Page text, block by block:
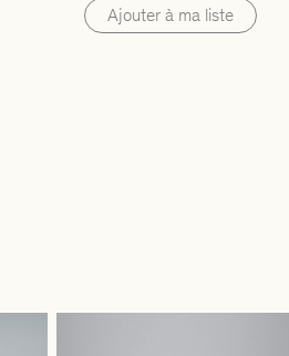
Ajouter à ma liste